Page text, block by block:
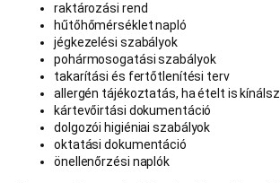
raktározási rend
hűtőhőmérséklet napló
jégkezelési szabályok
pohármosogatási szabályok
takarítási és fertőtlenítési terv
allergén tájékoztatás, ha ételt is kínálsz
kártevőirtási dokumentáció
dolgozói higiéniai szabályok
oktatási dokumentáció
önellenőrzési naplók